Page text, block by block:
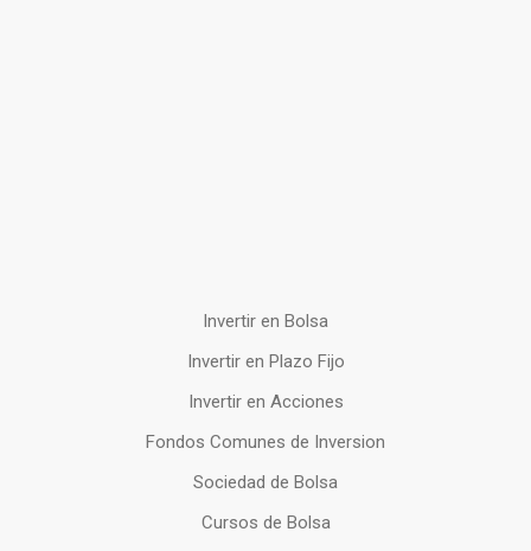
Invertir en Bolsa
Invertir en Plazo Fijo
Invertir en Acciones
Fondos Comunes de Inversion
Sociedad de Bolsa
Cursos de Bolsa